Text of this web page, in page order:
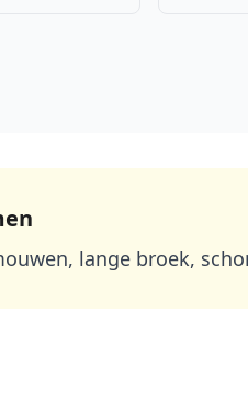
lange broek,